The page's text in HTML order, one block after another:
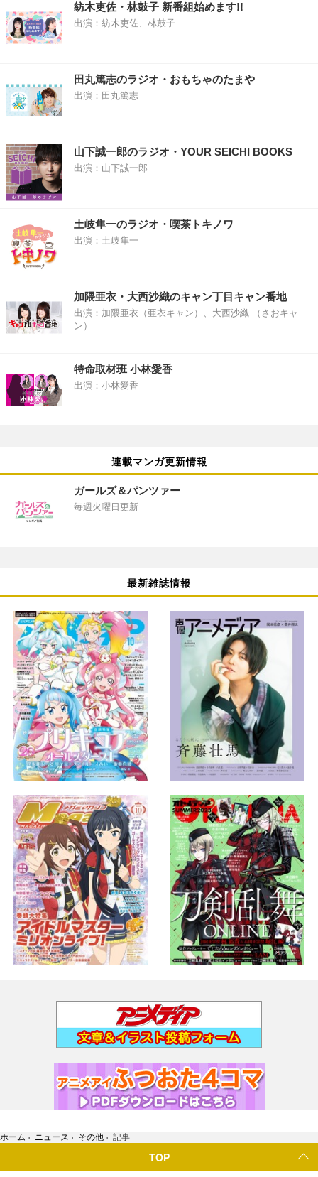
紡木吏佐・林鼓子 新番組始めます!!
出演：紡木吏佐、林鼓子
田丸篤志のラジオ・おもちゃのたまや
出演：田丸篤志
山下誠一郎のラジオ・YOUR SEICHI BOOKS
出演：山下誠一郎
土岐隼一のラジオ・喫茶トキノワ
出演：土岐隼一
加隈亜衣・大西沙織のキャン丁目キャン番地
出演：加隈亜衣（亜衣キャン）、大西沙織 （さおキャ
ン）
特命取材班 小林愛香
出演：小林愛香
連載マンガ更新情報
ガールズ＆パンツァー
毎週火曜日更新
最新雑誌情報
ホーム › ニュース › その他 › 記事
TOP